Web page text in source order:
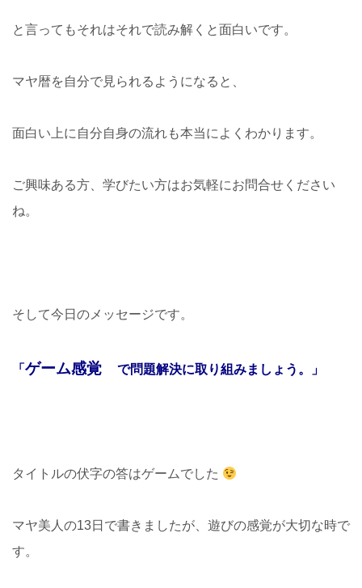
と言ってもそれはそれで読み解くと面白いです。
マヤ暦を自分で見られるようになると、
面白い上に自分自身の流れも本当によくわかります。
ご興味ある方、学びたい方はお気軽にお問合せください
ね。
そして今日のメッセージです。
「 ゲーム感覚 で問題解決に取り組みましょう。」
タイトルの伏字の答はゲームでした
マヤ美人の13日で書きましたが、遊びの感覚が大切な時で
す。